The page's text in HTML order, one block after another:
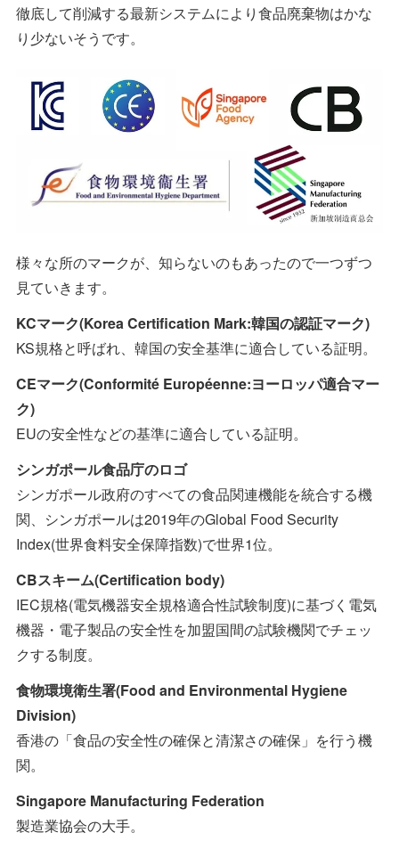
徹底して削減する最新システムにより食品廃棄物はかな
り少ないそうです。
様々な所のマークが、知らないのもあったので一つずつ
見ていきます。
KCマーク(Korea Certification Mark:韓国の認証マーク)
KS規格と呼ばれ、韓国の安全基準に適合している証明。
CEマーク(Conformité Européenne:ヨーロッパ適合マー
ク)
EUの安全性などの基準に適合している証明。
シンガポール食品庁のロゴ
シンガポール政府のすべての食品関連機能を統合する機
関、シンガポールは2019年のGlobal Food Security
Index(世界食料安全保障指数)で世界1位。
CBスキーム(Certification body)
IEC規格(電気機器安全規格適合性試験制度)に基づく電気
機器・電子製品の安全性を加盟国間の試験機関でチェッ
クする制度。
食物環境衛生署(Food and Environmental Hygiene
Division)
香港の「食品の安全性の確保と清潔さの確保」を行う機
関。
Singapore Manufacturing Federation
製造業協会の大手。